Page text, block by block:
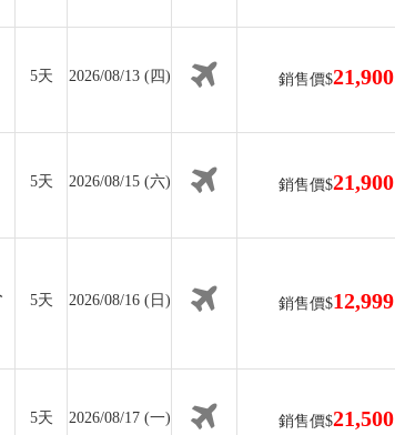
5天 2026/08/13 (四) 銷售價$21,900
5天 2026/08/15 (六) 銷售價$21,900
5天 2026/08/16 (日) 銷售價$12,999
5天 2026/08/17 (一) 銷售價$21,500